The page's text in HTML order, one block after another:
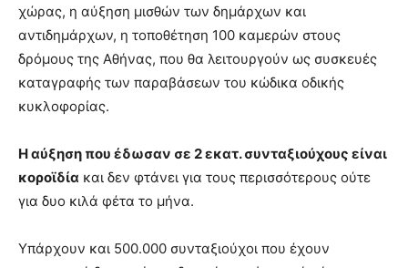
χώρας, η αύξηση μισθών των δημάρχων και
αντιδημάρχων, η τοποθέτηση 100 καμερών στους
δρόμους της Αθήνας, που θα λειτουργούν ως συσκευές
καταγραφής των παραβάσεων του κώδικα οδικής
κυκλοφορίας.
Η αύξηση που έδωσαν σε 2 εκατ. συνταξιούχους είναι
κοροϊδία και δεν φτάνει για τους περισσότερους ούτε
για δυο κιλά φέτα το μήνα.
Υπάρχουν και 500.000 συνταξιούχοι που έχουν